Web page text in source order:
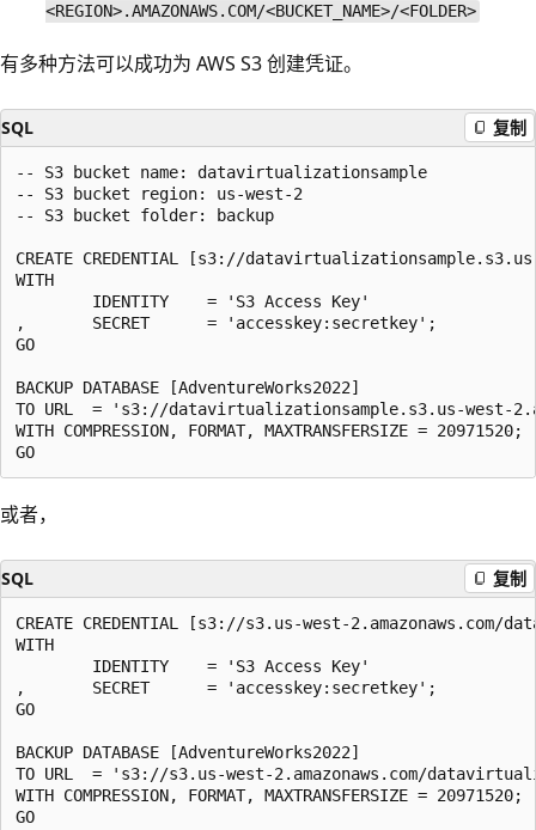
<REGION>.AMAZONAWS.COM/<BUCKET_NAME>/<FOLDER>
有多种方法可以成功为 AWS S3 创建凭证。
SQL 复制
-- S3 bucket name: datavirtualizationsample
-- S3 bucket region: us-west-2
-- S3 bucket folder: backup
CREATE CREDENTIAL [s3://
WITH
        IDENTITY    = 'S3 Access Key'
,       SECRET      = 'accesskey:secretkey';
GO
BACKUP DATABASE [AdventureWorks2022]
TO URL  = 's3://datavirtualizationsample.s3.us-west-
WITH COMPRESSION, FORMAT, MAXTRANSFERSIZE = 20971520;
或者，
SQL 复制
CREATE CREDENTIAL [s3://s3.us-west-
WITH
        IDENTITY    = 'S3 Access Key'
,       SECRET      = 'accesskey:secretkey';
GO
BACKUP DATABASE [AdventureWorks2022]
TO URL  = 's3://s3.us-west-2.amazonaws.com/
WITH COMPRESSION, FORMAT, MAXTRANSFERSIZE = 20971520;